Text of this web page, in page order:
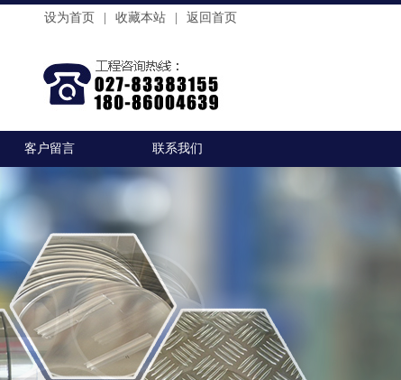
设为首页 收藏本站 返回首页
客户留言 联系我们